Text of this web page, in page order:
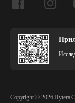
Copyright © 2026 Hytera